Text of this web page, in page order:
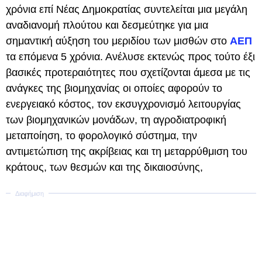
χρόνια επί Νέας Δημοκρατίας συντελείται μια μεγάλη
αναδιανομή πλούτου και δεσμεύτηκε για μια
σημαντική αύξηση του μεριδίου των μισθών στο ΑΕΠ
τα επόμενα 5 χρόνια. Ανέλυσε εκτενώς προς τούτο έξι
βασικές προτεραιότητες που σχετίζονται άμεσα με τις
ανάγκες της βιομηχανίας οι οποίες αφορούν το
ενεργειακό κόστος, τον εκσυγχρονισμό λειτουργίας
των βιομηχανικών μονάδων, τη αγροδιατροφική
μεταποίηση, το φορολογικό σύστημα, την
αντιμετώπιση της ακρίβειας και τη μεταρρύθμιση του
κράτους, των θεσμών και της δικαιοσύνης,